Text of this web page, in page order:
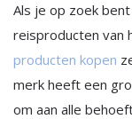
Als je op zoek
reisproducten van
producten kopen
merk heeft een
om aan alle